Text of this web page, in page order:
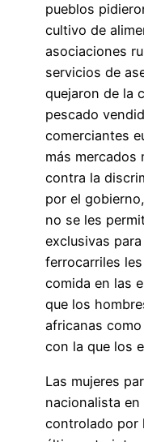
pueblos
cultivo de
asociaciones
servicios de
quejaron de la
pescado
comerciantes
más mercados
contra la
por el
no se les
exclusivas
ferrocarriles
comida en las
que los
africanas
con la que los
Las mujeres
nacionalista
controlado por